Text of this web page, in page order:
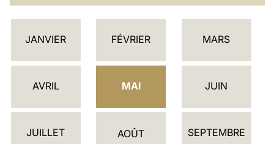
C
L
D
JANVIER FÉVRIER MARS
AVRIL MAI JUIN
JUILLET AOÛT SEPTEMBRE